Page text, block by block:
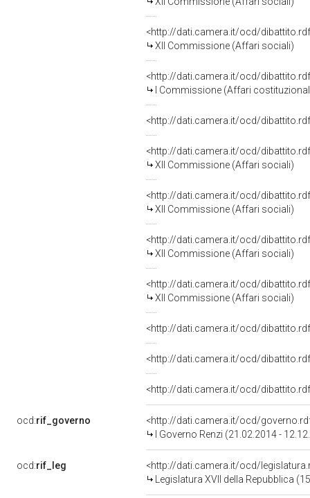
<http://dati.camera.it/ocd/
XII Commissione (Affari sociali)
<http://dati.camera.it/ocd/
I Commissione (Affari
<http://dati.camera.it/ocd/
<http://dati.camera.it/ocd/
XII Commissione (Affari sociali)
<http://dati.camera.it/ocd/
XII Commissione (Affari sociali)
<http://dati.camera.it/ocd/
XII Commissione (Affari sociali)
<http://dati.camera.it/ocd/
XII Commissione (Affari sociali)
<http://dati.camera.it/ocd/
<http://dati.camera.it/ocd/
<http://dati.camera.it/ocd/
ocd:rif_governo
<http://dati.camera.it/ocd/
I Governo Renzi (21.02.2014 -
ocd:rif_leg
<http://dati.camera.it/ocd/
Legislatura XVII della Repubblica